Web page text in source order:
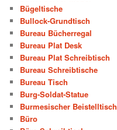
Bügeltische
Bullock-Grundtisch
Bureau Bücherregal
Bureau Plat Desk
Bureau Plat Schreibtisch
Bureau Schreibtische
Bureau Tisch
Burg-Soldat-Statue
Burmesischer Beistelltisch
Büro